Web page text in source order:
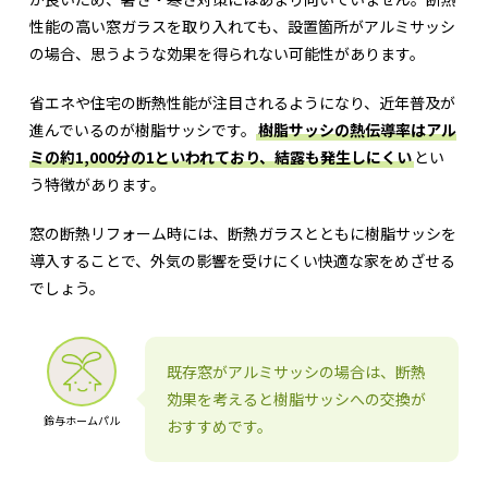
性能の高い窓ガラスを取り入れても、設置箇所がアルミサッシ
の場合、思うような効果を得られない可能性があります。
省エネや住宅の断熱性能が注目されるようになり、近年普及が
進んでいるのが樹脂サッシです。 樹脂サッシの熱伝導率はアル
ミの約1,000分の1といわれており、結露も発生しにくいとい
う特徴があります。
窓の断熱リフォーム時には、断熱ガラスとともに樹脂サッシを
導入することで、外気の影響を受けにくい快適な家をめざせる
でしょう。
鈴与ホームパル
既存窓がアルミサッシの場合は、断熱
効果を考えると樹脂サッシへの交換が
おすすめです。